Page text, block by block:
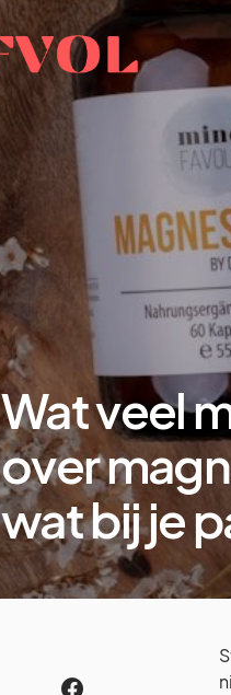
Wat veel
over
wat bij je